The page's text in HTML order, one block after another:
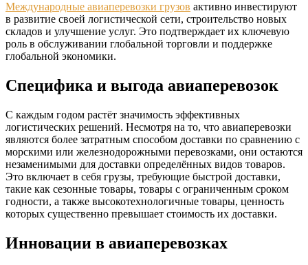
Международные авиаперевозки грузов активно инвестируют
в развитие своей логистической сети, строительство новых
складов и улучшение услуг. Это подтверждает их ключевую
роль в обслуживании глобальной торговли и поддержке
глобальной экономики.
Специфика и выгода авиаперевозок
С каждым годом растёт значимость эффективных
логистических решений. Несмотря на то, что авиаперевозки
являются более затратным способом доставки по сравнению с
морскими или железнодорожными перевозками, они остаются
незаменимыми для доставки определённых видов товаров.
Это включает в себя грузы, требующие быстрой доставки,
такие как сезонные товары, товары с ограниченным сроком
годности, а также высокотехнологичные товары, ценность
которых существенно превышает стоимость их доставки.
Инновации в авиаперевозках